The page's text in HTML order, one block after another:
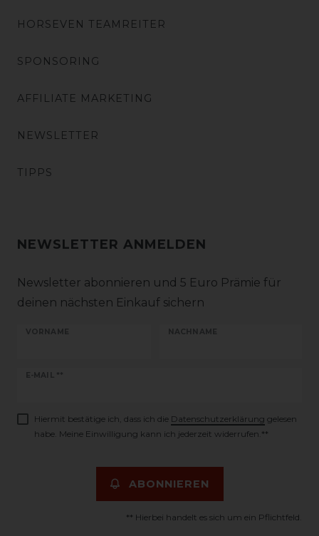
HORSEVEN TEAMREITER
SPONSORING
AFFILIATE MARKETING
NEWSLETTER
TIPPS
NEWSLETTER ANMELDEN
Newsletter abonnieren und 5 Euro Prämie für
deinen nächsten Einkauf sichern
VORNAME NACHNAME
E-MAIL **
Newsletter
Hiermit bestätige ich, dass ich die Daten­schutz­erklärung gelesen
habe. Meine Einwilligung kann ich jederzeit widerrufen.**
ABONNIEREN
** Hierbei handelt es sich um ein Pflichtfeld.